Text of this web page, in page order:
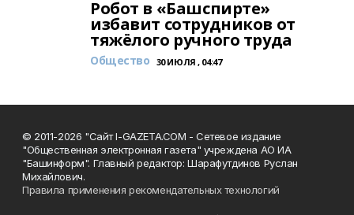
Робот в «Башспирте»
избавит сотрудников от
тяжёлого ручного труда
Общество 30 ИЮЛЯ , 04:47
© 2011-2026 "Сайт I-GAZETA.COM - Сетевое издание
"Общественная электронная газета" учреждена АО ИА
"Башинформ". Главный редактор: Шарафутдинов Руслан
Михайлович.
Правила применения рекомендательных технологий